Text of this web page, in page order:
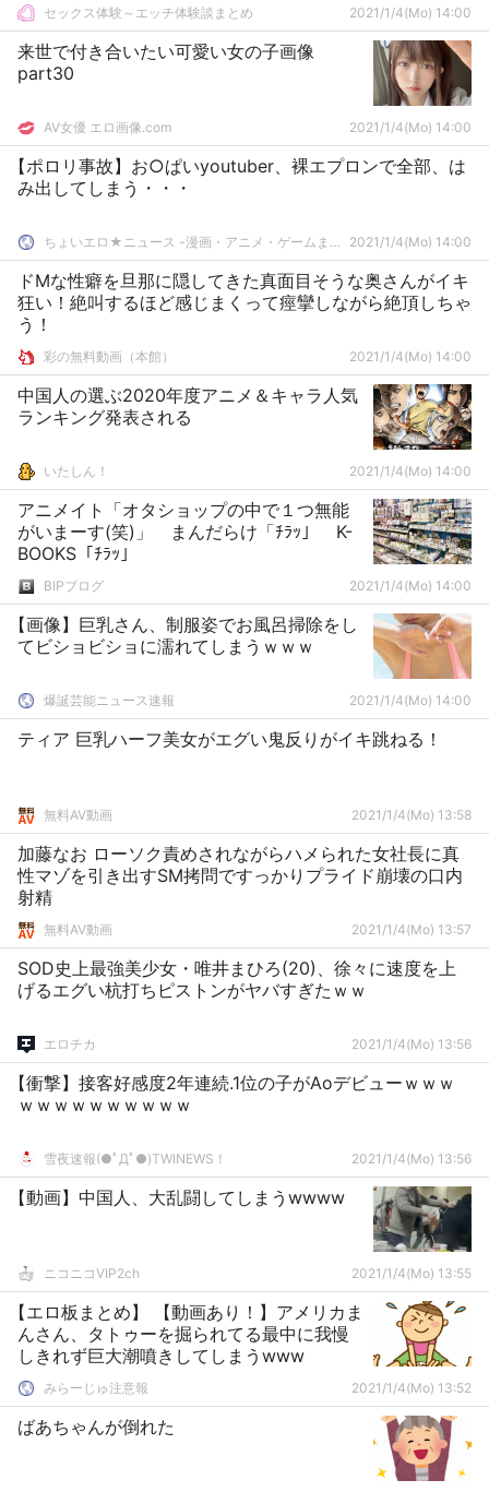
セックス体験～エッチ体験談まとめ 2021/1/4(Mo) 14:00
来世で付き合いたい可愛い女の子画像
part30
AV女優 エロ画像.com 2021/1/4(Mo) 14:00
【ポロリ事故】お○ぱいyoutuber、裸エプロンで全部、は
み出してしまう・・・
ちょいエロ★ニュース -漫画・アニメ・ゲームまとめ- 2021/1/4(Mo) 14:00
ドMな性癖を旦那に隠してきた真面目そうな奥さんがイキ
狂い！絶叫するほど感じまくって痙攣しながら絶頂しちゃ
う！
彩の無料動画（本館） 2021/1/4(Mo) 14:00
中国人の選ぶ2020年度アニメ＆キャラ人気
ランキング発表される
いたしん！ 2021/1/4(Mo) 14:00
アニメイト「オタショップの中で１つ無能
がいまーす(笑)」 まんだらけ「ﾁﾗｯ」 K-
BOOKS「ﾁﾗｯ」
BIPブログ 2021/1/4(Mo) 14:00
【画像】巨乳さん、制服姿でお風呂掃除をし
てビショビショに濡れてしまうｗｗｗ
爆誕芸能ニュース速報 2021/1/4(Mo) 14:00
ティア 巨乳ハーフ美女がエグい鬼反りがイキ跳ねる！
無料AV動画 2021/1/4(Mo) 13:58
加藤なお ローソク責めされながらハメられた女社長に真
性マゾを引き出すSM拷問ですっかりプライド崩壊の口内
射精
無料AV動画 2021/1/4(Mo) 13:57
SOD史上最強美少女・唯井まひろ(20)、徐々に速度を上
げるエグい杭打ちピストンがヤバすぎたｗｗ
エロチカ 2021/1/4(Mo) 13:56
【衝撃】接客好感度2年連続.1位の子がAoデビューｗｗｗ
ｗｗｗｗｗｗｗｗｗｗ
雪夜速報(●ﾟДﾟ●)TWINEWS！ 2021/1/4(Mo) 13:56
【動画】中国人、大乱闘してしまうwwww
ニコニコVIP2ch 2021/1/4(Mo) 13:55
【エロ板まとめ】 【動画あり！】アメリカま
んさん、タトゥーを掘られてる最中に我慢
しきれず巨大潮噴きしてしまうwww
みらーじゅ注意報 2021/1/4(Mo) 13:52
ばあちゃんが倒れた